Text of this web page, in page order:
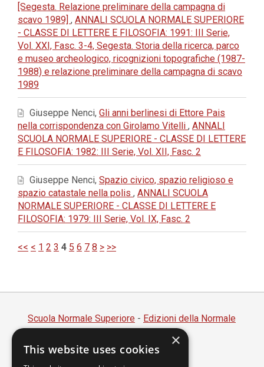
[Segesta. Relazione preliminare della campagna di
scavo 1989] , ANNALI SCUOLA NORMALE SUPERIORE
- CLASSE DI LETTERE E FILOSOFIA: 1991: III Serie,
Vol. XXI, Fasc. 3-4, Segesta. Storia della ricerca, parco
e museo archeologico, ricognizioni topografiche (1987-
1988) e relazione preliminare della campagna di scavo
1989
Giuseppe Nenci, Gli anni berlinesi di Ettore Pais
nella corrispondenza con Girolamo Vitelli , ANNALI
SCUOLA NORMALE SUPERIORE - CLASSE DI LETTERE
E FILOSOFIA: 1982: III Serie, Vol. XII, Fasc. 2
Giuseppe Nenci, Spazio civico, spazio religioso e
spazio catastale nella polis , ANNALI SCUOLA
NORMALE SUPERIORE - CLASSE DI LETTERE E
FILOSOFIA: 1979: III Serie, Vol. IX, Fasc. 2
<< < 1 2 3 4 5 6 7 8 > >>
Scuola Normale Superiore - Edizioni della Normale
Piazza dei Cavalieri, 7 - 56126 Pisa
Codice fiscale 80005050507
×
This website uses cookies